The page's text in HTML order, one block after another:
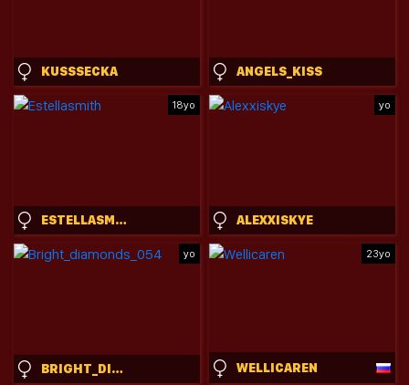
KUSSSECKA ANGELS_KISS
18yo
ESTELLASMITH
yo
ALEXXISKYE
yo
BRIGHT_DIAMONDS_054
23yo
WELLICAREN